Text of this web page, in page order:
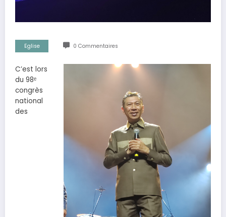
Eglise 0 Commentaires
C’est lors
du 98ᵉ
congrès
national
des